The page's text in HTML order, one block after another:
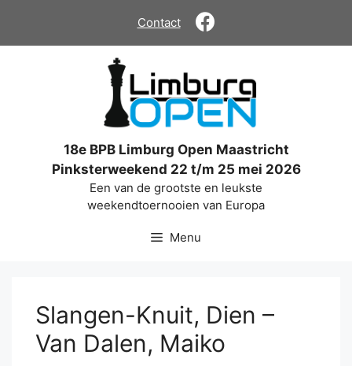
de
Contact
18e BPB Limburg Open Maastricht
Pinksterweekend 22 t/m 25 mei 2026
Een van de grootste en leukste
weekendtoernooien van Europa
Menu
Slangen-Knuit, Dien –
Van Dalen, Maiko